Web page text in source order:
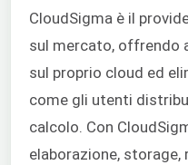
CloudSigma è il
sul mercato, offrendo
sul proprio cloud ed
come gli utenti
calcolo. Con
elaborazione,